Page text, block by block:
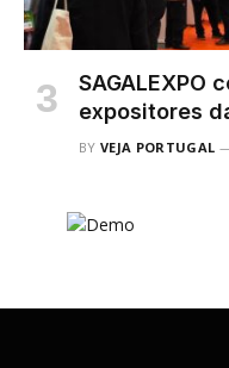
SAGALEXPO
expositores
BY VEJA PORTUGAL